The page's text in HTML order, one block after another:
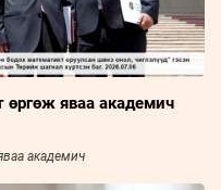
өргөж яваа академич
өргөж яваа академич